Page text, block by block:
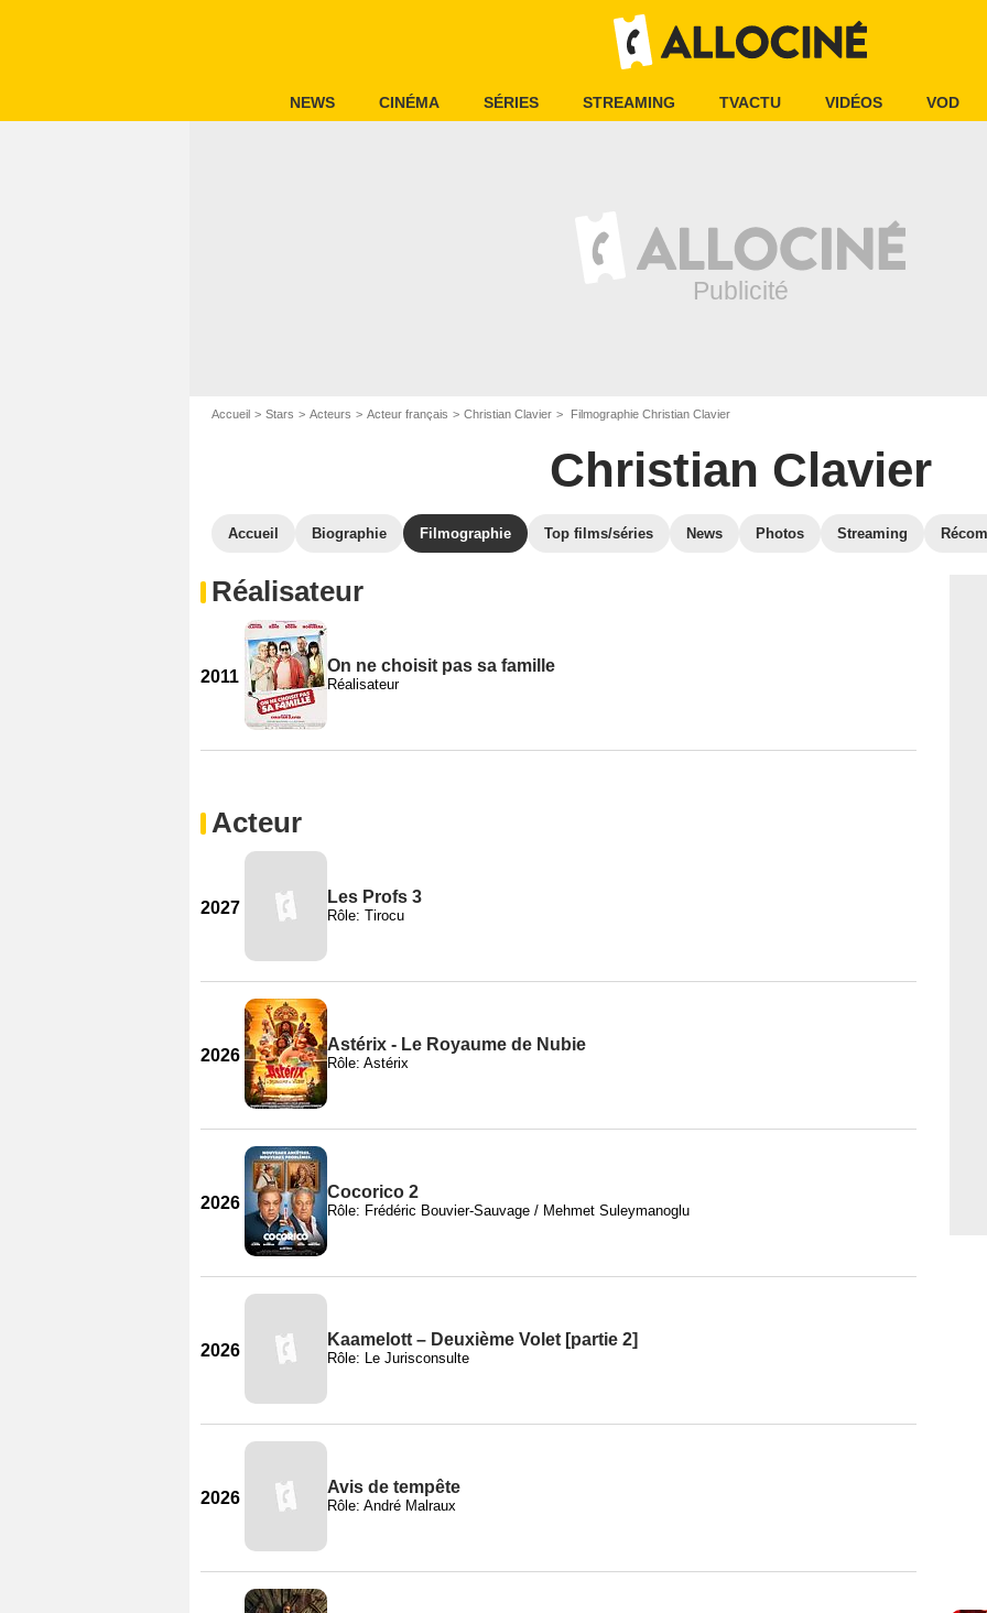
NEWS CINÉMA SÉRIES STREAMING TVACTU VIDÉOS VOD
Accueil Stars Acteurs Acteur français Christian Clavier Filmographie Christian Clavier
Christian Clavier
Accueil Biographie Filmographie Top films/séries News Photos Streaming
Réalisateur
2011
On ne choisit pas sa famille
Réalisateur
Acteur
2027
Les Profs 3
Rôle: Tirocu
2026
Astérix - Le Royaume de Nubie
Rôle: Astérix
2026
Cocorico 2
Rôle: Frédéric Bouvier-Sauvage / Mehmet Suleymanoglu
2026
Kaamelott – Deuxième Volet [partie 2]
Rôle: Le Jurisconsulte
2026
Avis de tempête
Rôle: André Malraux